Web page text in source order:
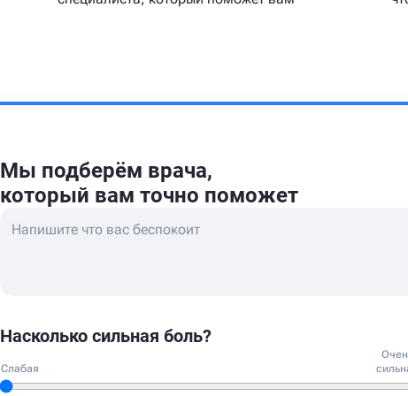
Мы подберём врача,
который вам точно поможет
Насколько сильная боль?
Слабая